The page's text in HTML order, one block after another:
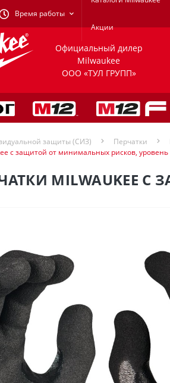
Время работы
Акции
Официальный дилер
Milwaukee
ООО «ТУЛ ГРУПП»
защиты (СИЗ) Перчатки
с защитой от минимальных рисков,
MILWAUKEE